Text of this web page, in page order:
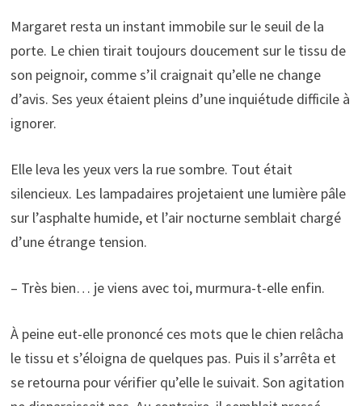
Margaret resta un instant immobile sur le seuil de la
porte. Le chien tirait toujours doucement sur le tissu de
son peignoir, comme s’il craignait qu’elle ne change
d’avis. Ses yeux étaient pleins d’une inquiétude difficile à
ignorer.
Elle leva les yeux vers la rue sombre. Tout était
silencieux. Les lampadaires projetaient une lumière pâle
sur l’asphalte humide, et l’air nocturne semblait chargé
d’une étrange tension.
– Très bien… je viens avec toi, murmura-t-elle enfin.
À peine eut-elle prononcé ces mots que le chien relâcha
le tissu et s’éloigna de quelques pas. Puis il s’arrêta et
se retourna pour vérifier qu’elle le suivait. Son agitation